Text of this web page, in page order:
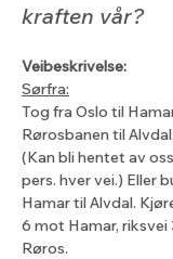
kraften vår?
Veibeskrivelse:
Sørfra:
Tog fra Oslo til
Rørosbanen til Alvdal.
(Kan bli hentet av
pers. hver vei.) Eller
Hamar til Alvdal.
6 mot Hamar, riksvei
Røros.